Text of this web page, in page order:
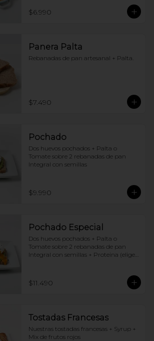
$6.990
Panera Palta
Rebanadas de pan artesanal + Palta.
$7.490
Pochado
Dos huevos pochados + Palta o
Tomate sobre 2 rebanadas de pan
Integral con semillas
$9.990
Pochado Especial
Dos huevos pochados + Palta o
Tomate sobre 2 rebanadas de pan
Integral con semillas + Proteina (elige
$11.490
Tostadas Francesas
Nuestras tostadas francesas + Syrup +
Mix de frutos rojos